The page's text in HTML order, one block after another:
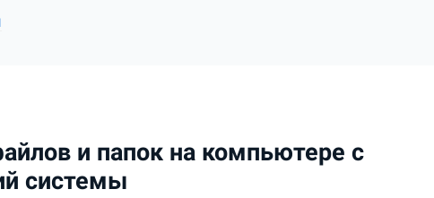
и папок на компьютере с
системы